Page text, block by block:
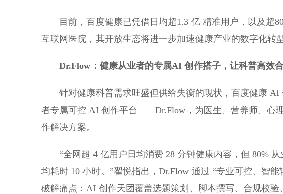
目前，百度健康已凭借日均超1.3 亿 精准用户，以及超
互联网医院，其开放生态将进一步加速健康产业的数字化转
Dr.Flow： 健康从业者的专属AI 创作搭子，让科普高效
针对健康科普需求旺盛但供给失衡的现状，百度健康
者专属可控 AI 创作平台——Dr.Flow，为医生、营养师、心
作解决方案。
“全网超 4 亿用户日均消费 28 分钟健康内容，但 80%
均耗时 10 小时。”翟悦指出，Dr.Flow 通过 “专业可控、智
破解痛点：AI 创作天团覆盖选题策划、脚本撰写、合规校